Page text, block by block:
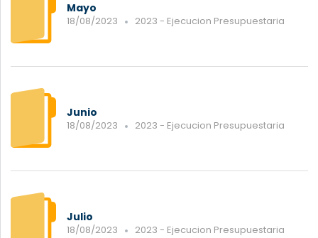
Mayo
18/08/2023 2023 - Ejecucion Presupuestaria
Junio
18/08/2023 2023 - Ejecucion Presupuestaria
Julio
18/08/2023 2023 - Ejecucion Presupuestaria